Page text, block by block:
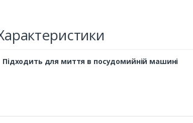
Підходить для миття в посудомийній машині